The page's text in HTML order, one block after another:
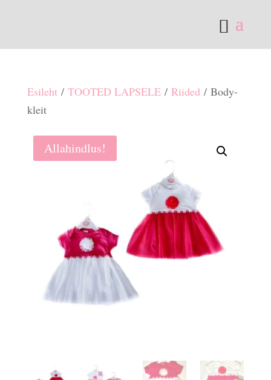
Esileht/ TOOTED LAPSELE/ Riided/ Body-
kleit
Allahindlus!